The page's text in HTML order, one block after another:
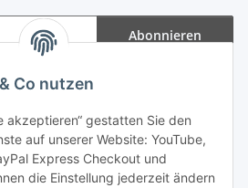
Co nutzen
akzeptieren“ gestatten Sie den
auf unserer Website: YouTube,
Express Checkout und
die Einstellung jederzeit ändern
Abonnieren